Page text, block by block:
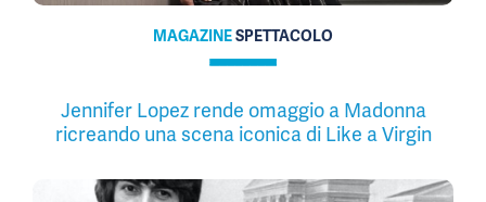
MAGAZINESPETTACOLO
Jennifer Lopez rende omaggio a Madonna
ricreando una scena iconica di Like a Virgin